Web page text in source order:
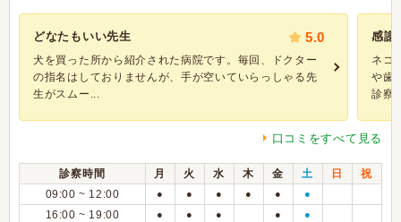
どなたもいい先生 5.0
犬を買った所から紹介された病院です。毎回、ドクター
の指名はしておりませんが、手が空いていらっしゃる先
生がスムー...
感謝
ネコ
や歯
診察
口コミをすべて見る
診察時間 月 火 水 木 金 土 日
祝
09:00 ~ 12:00
● ● ● ● ● ●
16:00 ~ 19:00 ● ● ● ● ●